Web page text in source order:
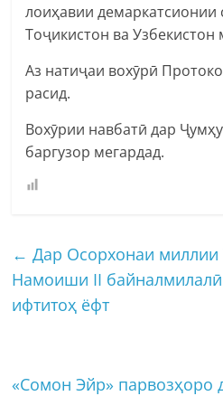
лоиҳавии демаркатсионии
Тоҷикистон ва Узбекистон
Аз натиҷаи вохӯрӣ
расид.
Вохӯрии навбатӣ дар
баргузор мегардад.
← Дар Осорхонаи миллии
Намоиши II
ифтитоҳ ёфт
«Сомон Эйр» парвозҳоро